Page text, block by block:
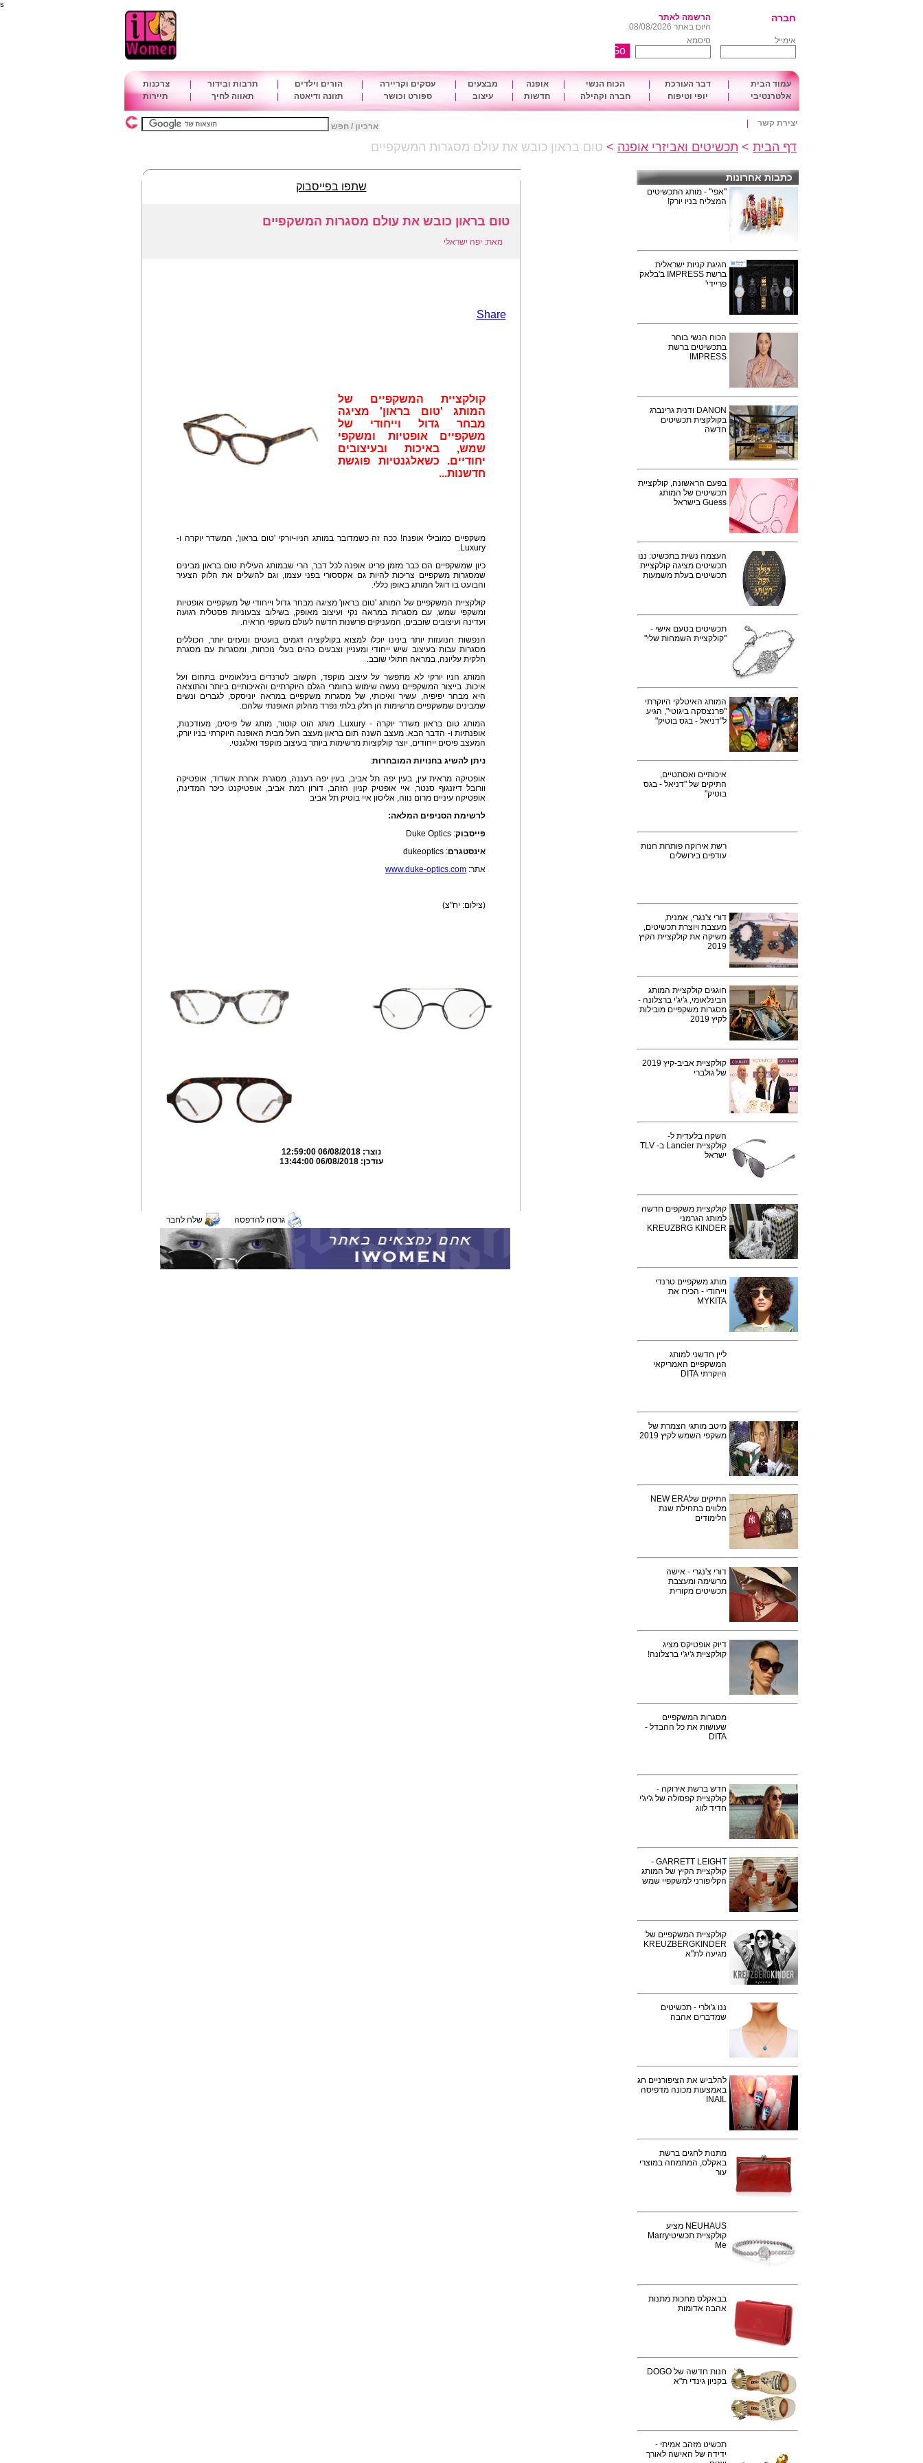
s
חברה
הרשמה לאתר
היום באתר 08/08/2026
אימייל
סיסמא
עמוד הבית דבר העורכת הכוח הנשי אופנה מבצעים עסקים וקריירה הורים וילדים תרבות ובידור
צרכנות
אלטרנטיבי
יופי וטיפוח חברה וקהילה חדשות עיצוב ספורט וכושר תזונה ודיאטה תאווה לחיך תיירות
יצירת קשר ארכיון / חפש
דף הבית > תכשיטים ואביזרי אופנה > טום בראון כובש את עולם מסגרות המשקפיים
כתבות אחרונות
"אפי" - מותג התכשיטים
המצליח בניו יורק!
חגיגת קניות ישראלית
ברשת IMPRESS ב'בלאק
פריידי'
הכוח הנשי בוחר
בתכשיטים ברשת
IMPRESS
DANON ודנית גרינברג
בקולקצית תכשיטים
חדשה
בפעם הראשונה, קולקציית
תכשיטים של המותג
Guess בישראל
העצמה נשית בתכשיט: ננו
תכשיטים מציגה קולקציית
תכשיטים בעלת משמעות
תכשיטים בטעם אישי -
"קולקציית השמחות שלי"
המותג האיטלקי היוקרתי
"פרנצסקה ביגוטי", הגיע
ל"דניאל - בגס בוטיק"
איכותיים ואסתטיים,
התיקים של "דניאל - בגס
בוטיק"
רשת אירוקה פותחת חנות
עודפים בירושלים
דורי צ'נגרי, אמנית,
מעצבת ויוצרת תכשיטים,
משיקה את קולקציית הקיץ
2019
חוגגים קולקציית המותג
הבינלאומי, ג'יג'י ברצלונה -
מסגרות משקפיים מובילות
לקיץ 2019
קולקציית אביב-קיץ 2019
של גולברי
השקה בלעדית ל-
קולקציית Lancier ב- TLV
ישראל
קולקציית משקפים חדשה
למותג הגרמני
KREUZBRG KINDER
מותג משקפיים טרנדי
וייחודי - הכירו את
MYKITA
ליין חדשני למותג
המשקפיים האמריקאי
היוקרתי DITA
מיטב מותגי הצמרת של
משקפי השמש לקיץ 2019
התיקים שלNEW ERA
מלווים בתחילת שנת
הלימודים
דורי צ'נגרי - אישה
מרשימה ומעצבת
תכשיטים מקורית
דיוק אופטיקס מציג
קולקציית ג'יג'י ברצלונה!
מסגרות המשקפיים
שעושות את כל ההבדל -
DITA
חדש ברשת אירוקה -
קולקציית קפסולה של ג'יג'י
חדיד לווג
GARRETT LEIGHT -
קולקציית הקיץ של המותג
הקליפורני למשקפיי שמש
קולקציית המשקפיים של
KREUZBERGKINDER
מגיעה לת"א
ננו ג'ולרי - תכשיטים
שמדברים אהבה
להלביש את הציפורניים חג
באמצעות מכונה מדפיסה
INAIL
מתנות לחגים ברשת
באקלס, המתמחה במוצרי
עור
NEUHAUS מציע
קולקציית תכשיטיMarry
Me
בבאקלס מחכות מתנות
אהבה אדומות
חנות חדשה של DOGO
בקניון גינדי ת"א
תכשיט מזהב אמיתי -
ידידה של האישה לאורך
שתפו בפייסבוק
טום בראון כובש את עולם מסגרות המשקפיים
מאת: יפה ישראלי
Share
קולקציית המשקפיים של
המותג 'טום בראון' מציגה
מבחר גדול וייחודי של
משקפיים אופטיות ומשקפי
שמש, באיכות ובעיצובים
יחודיים. כשאלגנטיות פוגשת
חדשנות...
משקפיים כמובילי אופנה! ככה זה כשמדובר במותג הניו-יורקי 'טום בראון', המשדר יוקרה ו-
Luxury.
כיון שמשקפיים הם כבר מזמן פריט אופנה לכל דבר, הרי שבמותג העילית טום בראון מבינים
שמסגרות משקפיים צריכות להיות גם אקססורי בפני עצמו, וגם להשלים את הלוק הצעיר
והבועט בו דוגל המותג באופן כללי.
קולקציית המשקפיים של המותג 'טום בראון' מציגה מבחר גדול וייחודי של משקפיים אופטיות
ומשקפי שמש, עם מסגרות במראה נקי ועיצוב מאופק, בשילוב צבעוניות פסטלית רגועה
ועדינה ועיצובים שובבים, המעניקים פרשנות חדשה לעולם משקפי הראיה.
הנפשות הנועזות יותר בינינו יוכלו למצוא בקולקציה דגמים בועטים ונועזים יותר, הכוללים
מסגרות עבות בעיצוב שיש ייחודי ומעניין וצבעים כהים בעלי נוכחות, ומסגרות עם מסגרת
חלקית עליונה, במראה חתולי שובב.
המותג הניו יורקי לא מתפשר על עיצוב מוקפד, הקשוב לטרנדים בינלאומיים בתחום ועל
איכות. בייצור המשקפיים נעשה שימוש בחומרי הגלם היוקרתיים והאיכותיים ביותר והתוצאה
היא מבחר יפיפיה, עשיר ואיכותי, של מסגרות משקפיים במראה יוניסקס, לגברים ונשים
שמבינים שמשקפיים מרשימות הן חלק בלתי נפרד מהלוק האופנתי שלהם.
המותג טום בראון משדר יוקרה - Luxury. מותג הוט קוטור, מותג של פיסים, מעודכנות,
אופנתיות ו- הדבר הבא. מעצב השנה תום בראון מעצב העל מבית האופנה היוקרתי בניו יורק,
המעצב פיסים ייחודים, יוצר קולקציות מרשימות ביותר בעיצוב מוקפד ואלגנטי.
ניתן להשיג בחנויות המובחרות:
אופטיקה מראית עין, בעין יפה תל אביב, בעין יפה רעננה, מסגרת אחרת אשדוד, אופטיקה
וורובל דיזנגוף סנטר, איי אופטיק קניון הזהב, דורון רמת אביב, אופטיקנט כיכר המדינה,
אופטיקה עיניים מרום נווה, אליסון איי בוטיק תל אביב
לרשימת הסניפים המלאה:
פייסבוק: Duke Optics
אינסטגרם: dukeoptics
אתר: www.duke-optics.com
(צילום: יח"צ)
נוצר:06/08/2018 12:59:00
עודכן:06/08/2018 13:44:00
גרסה להדפסה שלח לחבר